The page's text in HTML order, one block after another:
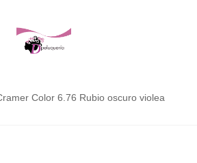
Color 6.76 Rubio oscuro violea